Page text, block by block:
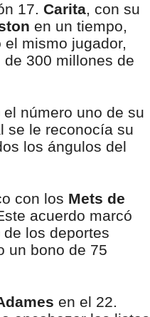
17. Carita, con su
en un tiempo,
mismo jugador,
300 millones de
número uno de su
se le reconocía su
los ángulos del
con los Mets de
acuerdo marcó
los deportes
un bono de 75
en el 22.